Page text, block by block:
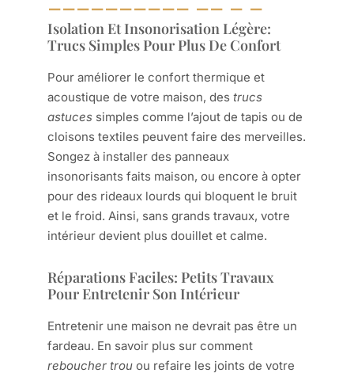
Isolation Et Insonorisation Légère:
Trucs Simples Pour Plus De Confort
Pour améliorer le confort thermique et
acoustique de votre maison, des trucs
astuces simples comme l’ajout de tapis ou de
cloisons textiles peuvent faire des merveilles.
Songez à installer des panneaux
insonorisants faits maison, ou encore à opter
pour des rideaux lourds qui bloquent le bruit
et le froid. Ainsi, sans grands travaux, votre
intérieur devient plus douillet et calme.
Réparations Faciles: Petits Travaux
Pour Entretenir Son Intérieur
Entretenir une maison ne devrait pas être un
fardeau. En savoir plus sur comment
reboucher trou ou refaire les joints de votre